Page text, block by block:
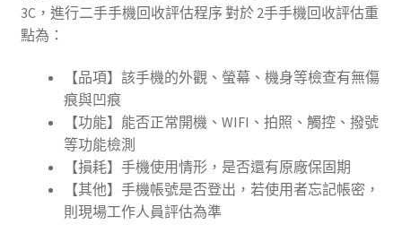
3C，進行二手手機回收評估程序 對於 2手手機回收評估重
點為：
【品項】該手機的外觀、螢幕、機身等檢查有無傷
痕與凹痕
【功能】能否正常開機、WIFI、拍照、觸控、撥號
等功能檢測
【損耗】手機使用情形，是否還有原廠保固期
【其他】手機帳號是否登出，若使用者忘記帳密，
則現場工作人員評估為準